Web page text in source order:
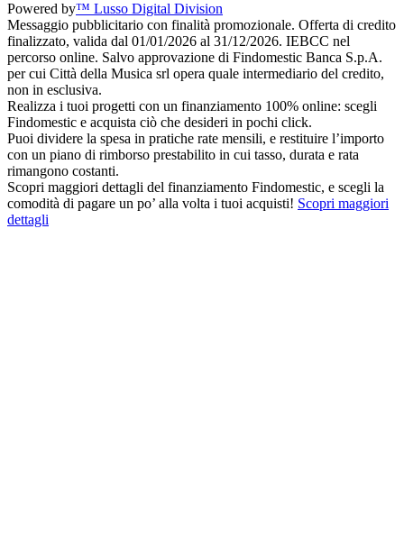
Powered by™ Lusso Digital Division
Messaggio pubblicitario con finalità promozionale. Offerta di credito
finalizzato, valida dal 01/01/2026 al 31/12/2026. IEBCC nel
percorso online. Salvo approvazione di Findomestic Banca S.p.A.
per cui Città della Musica srl opera quale intermediario del credito,
non in esclusiva.
Realizza i tuoi progetti con un finanziamento 100% online: scegli
Findomestic e acquista ciò che desideri in pochi click.
Puoi dividere la spesa in pratiche rate mensili, e restituire l’importo
con un piano di rimborso prestabilito in cui tasso, durata e rata
rimangono costanti.
Scopri maggiori dettagli del finanziamento Findomestic, e scegli la
comodità di pagare un po’ alla volta i tuoi acquisti! Scopri maggiori
dettagli